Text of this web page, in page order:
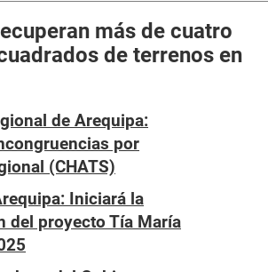
más de cuatro
de terrenos en
de Arequipa:
por
(CHATS)
Iniciará la
del proyecto Tía María